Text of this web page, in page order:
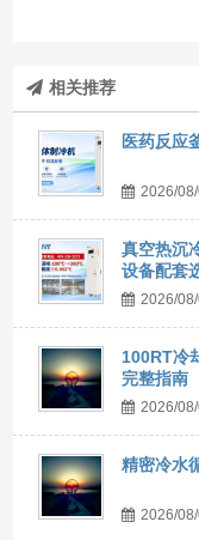
相关推荐
医药反应
2026/
真空热沉
设备配套
2026/
100RT冷
完整指南
2026/
精密冷水
2026/